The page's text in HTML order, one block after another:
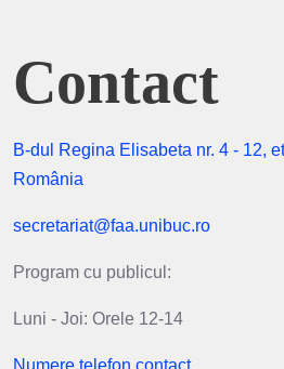
Contact
B-dul Regina Elisabeta nr. 4 - 12,
România
secretariat@faa.unibuc.ro
Program cu publicul:
Luni - Joi: Orele 12-14
Numere telefon contact